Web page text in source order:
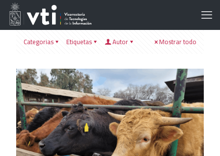
Categorias Etiquetas Autor Mostrar todo